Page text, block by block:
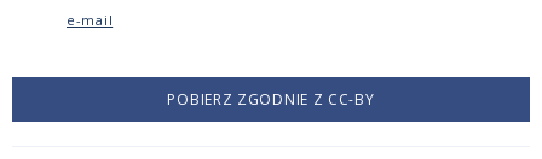
e-mail
POBIERZ ZGODNIE Z CC-BY